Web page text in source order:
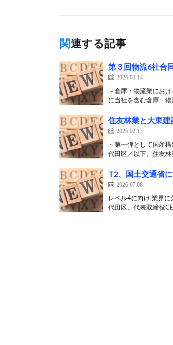
関連する記事
第３回物流6社合
2026.03.14
～倉庫・物流業にお
に当社を含む倉庫・
住友林業と大東
2025.02.13
～第一弾として国産
代田区／以下、住友
T2、国土交通省
2026.07.08
レベル4に向け 業界
代田区、代表取締役